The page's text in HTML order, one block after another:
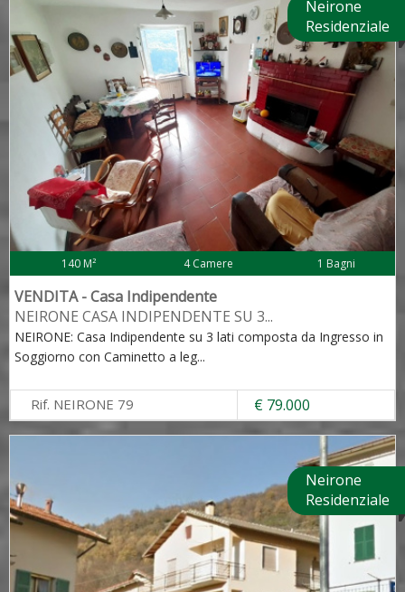
Neirone
Residenziale
140 M² 4 Camere 1 Bagni
VENDITA - Casa Indipendente
NEIRONE CASA INDIPENDENTE SU 3...
NEIRONE: Casa Indipendente su 3 lati composta da Ingresso in
Soggiorno con Caminetto a leg...
Rif. NEIRONE 79 € 79.000
Neirone
Residenziale